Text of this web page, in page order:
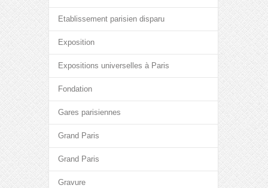
Etablissement parisien disparu
Exposition
Expositions universelles à Paris
Fondation
Gares parisiennes
Grand Paris
Grand Paris
Gravure